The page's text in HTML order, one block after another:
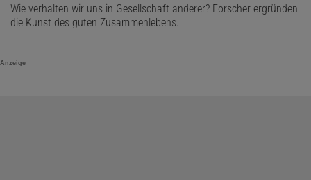
Wie verhalten wir uns in Gesellschaft anderer? Forscher ergründen
die Kunst des guten Zusammenlebens.
Anzeige